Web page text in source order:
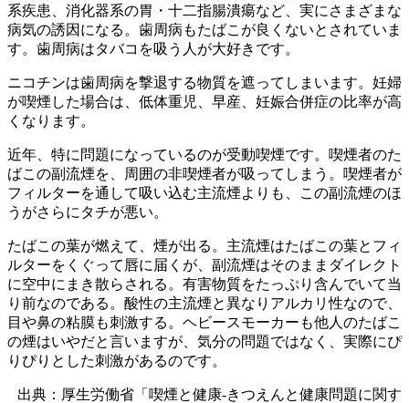
系疾患、消化器系の胃・十二指腸潰瘍など、実にさまざまな
病気の誘因になる。歯周病もたばこが良くないとされていま
す。歯周病はタバコを吸う人が大好きです。
ニコチンは歯周病を撃退する物質を遮ってしまいます。妊婦
が喫煙した場合は、低体重児、早産、妊娠合併症の比率が高
くなります。
近年、特に問題になっているのが受動喫煙です。喫煙者のた
ばこの副流煙を、周囲の非喫煙者が吸ってしまう。喫煙者が
フィルターを通して吸い込む主流煙よりも、この副流煙のほ
うがさらにタチが悪い。
たばこの葉が燃えて、煙が出る。主流煙はたばこの葉とフィ
ルターをくぐって唇に届くが、副流煙はそのままダイレクト
に空中にまき散らされる。有害物質をたっぷり含んでいて当
り前なのである。酸性の主流煙と異なりアルカリ性なので、
目や鼻の粘膜も刺激する。ヘビースモーカーも他人のたばこ
の煙はいやだと言いますが、気分の問題ではなく、実際にぴ
りぴりとした刺激があるのです。
出典：厚生労働省「喫煙と健康-きつえんと健康問題に関す